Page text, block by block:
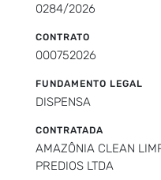
0284/2026
CONTRATO
000752026
FUNDAMENTO LEGAL
DISPENSA
CONTRATADA
AMAZÔNIA CLEAN
PREDIOS LTDA